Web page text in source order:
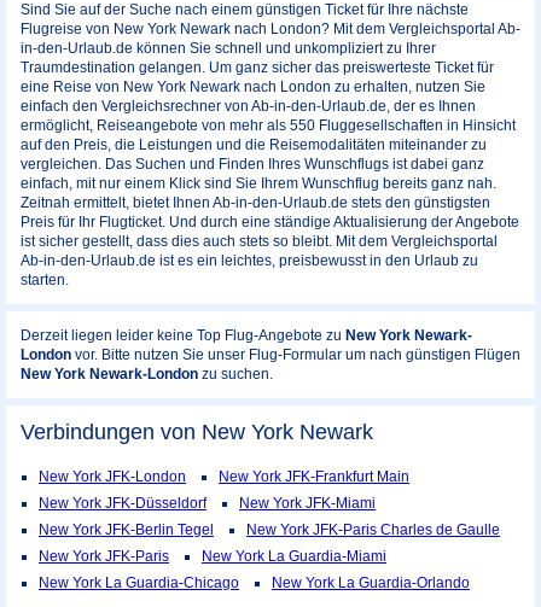
Sind Sie auf der Suche nach einem günstigen Ticket für Ihre nächste
Flugreise von New York Newark nach London? Mit dem Vergleichsportal Ab-
in-den-Urlaub.de können Sie schnell und unkompliziert zu Ihrer
Traumdestination gelangen. Um ganz sicher das preiswerteste Ticket für
eine Reise von New York Newark nach London zu erhalten, nutzen Sie
einfach den Vergleichsrechner von Ab-in-den-Urlaub.de, der es Ihnen
ermöglicht, Reiseangebote von mehr als 550 Fluggesellschaften in Hinsicht
auf den Preis, die Leistungen und die Reisemodalitäten miteinander zu
vergleichen. Das Suchen und Finden Ihres Wunschflugs ist dabei ganz
einfach, mit nur einem Klick sind Sie Ihrem Wunschflug bereits ganz nah.
Zeitnah ermittelt, bietet Ihnen Ab-in-den-Urlaub.de stets den günstigsten
Preis für Ihr Flugticket. Und durch eine ständige Aktualisierung der Angebote
ist sicher gestellt, dass dies auch stets so bleibt. Mit dem Vergleichsportal
Ab-in-den-Urlaub.de ist es ein leichtes, preisbewusst in den Urlaub zu
starten.
Derzeit liegen leider keine Top Flug-Angebote zu New York Newark-
London vor. Bitte nutzen Sie unser Flug-Formular um nach günstigen Flügen
New York Newark-London zu suchen.
Verbindungen von New York Newark
New York JFK-London
New York JFK-Frankfurt Main
New York JFK-Düsseldorf
New York JFK-Miami
New York JFK-Berlin Tegel
New York JFK-Paris Charles de Gaulle
New York JFK-Paris
New York La Guardia-Miami
New York La Guardia-Chicago
New York La Guardia-Orlando